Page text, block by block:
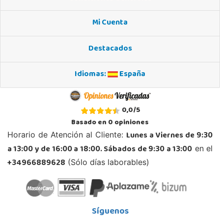
03296, Elche
POCAS UNIDADES
Juguetilandia Finestrat
Rafael Alberti nº 4
03509, Finestrat
966889639
Localizar Tienda
Juguetilandia Huelva
Mi Cuenta
Destacados
Idiomas:
España
0,0/5
Basado en0opiniones
Horario de Atención al Cliente: Lunes a Viernes de 9:30
a 13:00 y de 16:00 a 18:00. Sábados de 9:30 a 13:00 en el
+34966889628 (Sólo días laborables)
Síguenos